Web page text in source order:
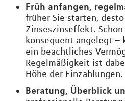
Früh anfangen,
früher Sie starten,
Zinseszinseffekt.
konsequent angelegt –
ein beachtliches
Regelmäßigkeit ist
Höhe der Einzahlungen.
Beratung, Überblick